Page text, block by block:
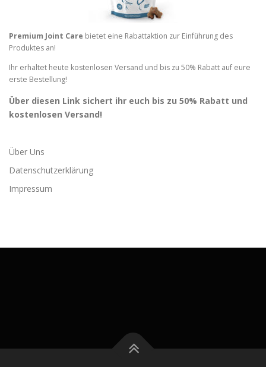
Premium Joint Care bietet eine Rabattaktion zur Einführung des
Produktes an!
Ihr erhaltet heute kostenlosen Versand und bis zu 50% Rabatt auf eure
erste Bestellung!
Über diesen Link sichert ihr euch bis zu 50% Rabatt und
kostenlosen Versand!
Über Uns
Datenschutzerklärung
Impressum